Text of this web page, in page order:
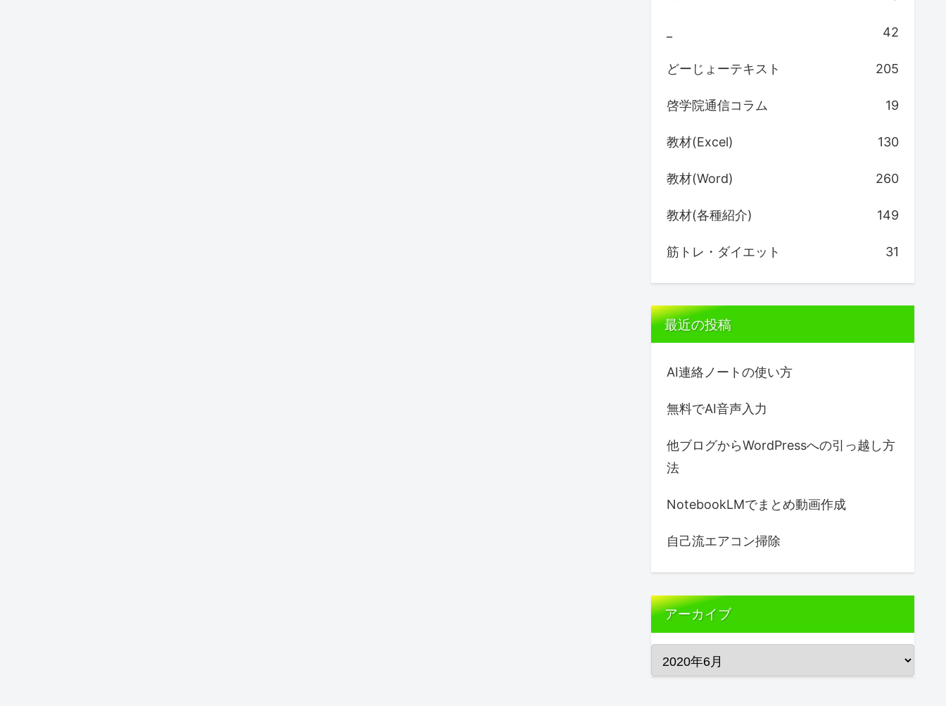
42
どーじょーテキスト 205
啓学院通信コラム 19
教材(Excel) 130
教材(Word) 260
教材(各種紹介) 149
筋トレ・ダイエット 31
最近の投稿
AI連絡ノートの使い方
無料でAI音声入力
他ブログからWordPressへの引っ越し方
法
NotebookLMでまとめ動画作成
自己流エアコン掃除
アーカイブ